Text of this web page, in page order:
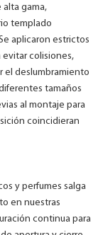
alta gama,
templado
aplicaron estrictos
colisiones,
el deslumbramiento
tamaños
al montaje para
coincidieran
y perfumes salga
en nuestras
continua para